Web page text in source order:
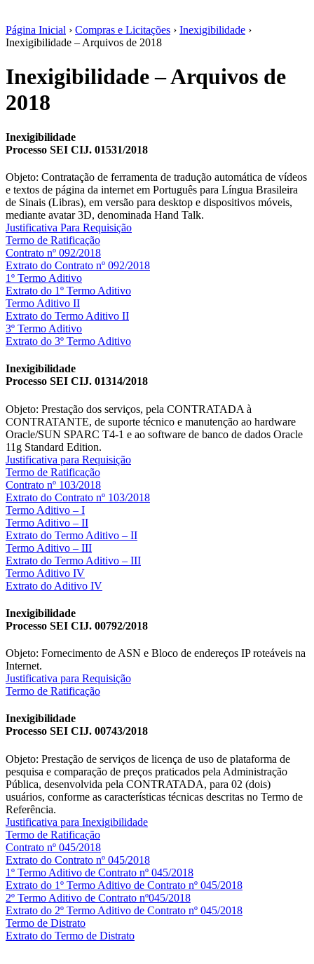
Página Inicial › Compras e Licitações › Inexigibilidade ›
Inexigibilidade – Arquivos de 2018
Inexigibilidade – Arquivos de
2018
Inexigibilidade
Processo SEI CIJ. 01531/2018
Objeto: Contratação de ferramenta de tradução automática de vídeos
e textos de página da internet em Português para Língua Brasileira
de Sinais (Libras), em versão para desktop e dispositivos móveis,
mediante avatar 3D, denominada Hand Talk.
Justificativa Para Requisição
Termo de Ratificação
Contrato nº 092/2018
Extrato do Contrato nº 092/2018
1º Termo Aditivo
Extrato do 1º Termo Aditivo
Termo Aditivo II
Extrato do Termo Aditivo II
3º Termo Aditivo
Extrato do 3º Termo Aditivo
Inexigibilidade
Processo SEI CIJ. 01314/2018
Objeto: Prestação dos serviços, pela CONTRATADA à
CONTRATANTE, de suporte técnico e manutenção ao hardware
Oracle/SUN SPARC T4-1 e ao software de banco de dados Oracle
11g Standard Edition.
Justificativa para Requisição
Termo de Ratificação
Contrato nº 103/2018
Extrato do Contrato nº 103/2018
Termo Aditivo – I
Termo Aditivo – II
Extrato do Termo Aditivo – II
Termo Aditivo – III
Extrato do Termo Aditivo – III
Termo Aditivo IV
Extrato do Aditivo IV
Inexigibilidade
Processo SEI CIJ. 00792/2018
Objeto: Fornecimento de ASN e Bloco de endereços IP roteáveis na
Internet.
Justificativa para Requisição
Termo de Ratificação
Inexigibilidade
Processo SEI CIJ. 00743/2018
Objeto: Prestação de serviços de licença de uso de plataforma de
pesquisa e comparação de preços praticados pela Administração
Pública, desenvolvida pela CONTRATADA, para 02 (dois)
usuários, conforme as características técnicas descritas no Termo de
Referência.
Justificativa para Inexigibilidade
Termo de Ratificação
Contrato nº 045/2018
Extrato do Contrato nº 045/2018
1º Termo Aditivo de Contrato nº 045/2018
Extrato do 1º Termo Aditivo de Contrato nº 045/2018
2º Termo Aditivo de Contrato nº045/2018
Extrato do 2º Termo Aditivo de Contrato nº 045/2018
Termo de Distrato
Extrato do Termo de Distrato